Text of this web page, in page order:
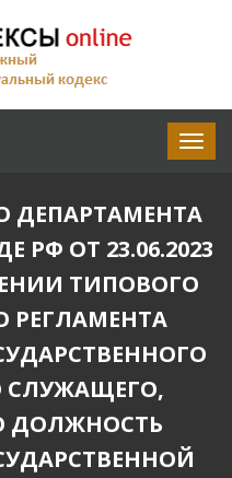
ДЕПАРТАМЕНТА
РФ ОТ 23.06.2023
ТИПОВОГО
СЛУЖАЩЕГО,
ДОЛЖНОСТЬ